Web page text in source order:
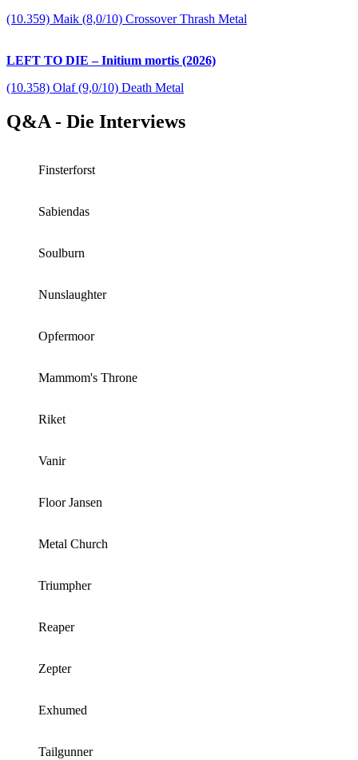
(10.359) Maik (8,0/10) Crossover Thrash Metal
LEFT TO DIE – Initium mortis (2026)
(10.358) Olaf (9,0/10) Death Metal
Q&A - Die Interviews
Finsterforst
Sabiendas
Soulburn
Nunslaughter
Opfermoor
Mammom's Throne
Riket
Vanir
Floor Jansen
Metal Church
Triumpher
Reaper
Zepter
Exhumed
Tailgunner